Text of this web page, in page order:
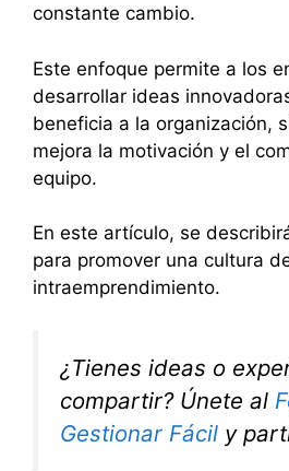
constante cambio.
Este enfoque permite a los
desarrollar ideas
beneficia a la organización,
mejora la motivación y el
equipo.
En este artículo, se
para promover una cultura
intraemprendimiento.
¿Tienes ideas o
compartir? Únete al
Gestionar Fácil y